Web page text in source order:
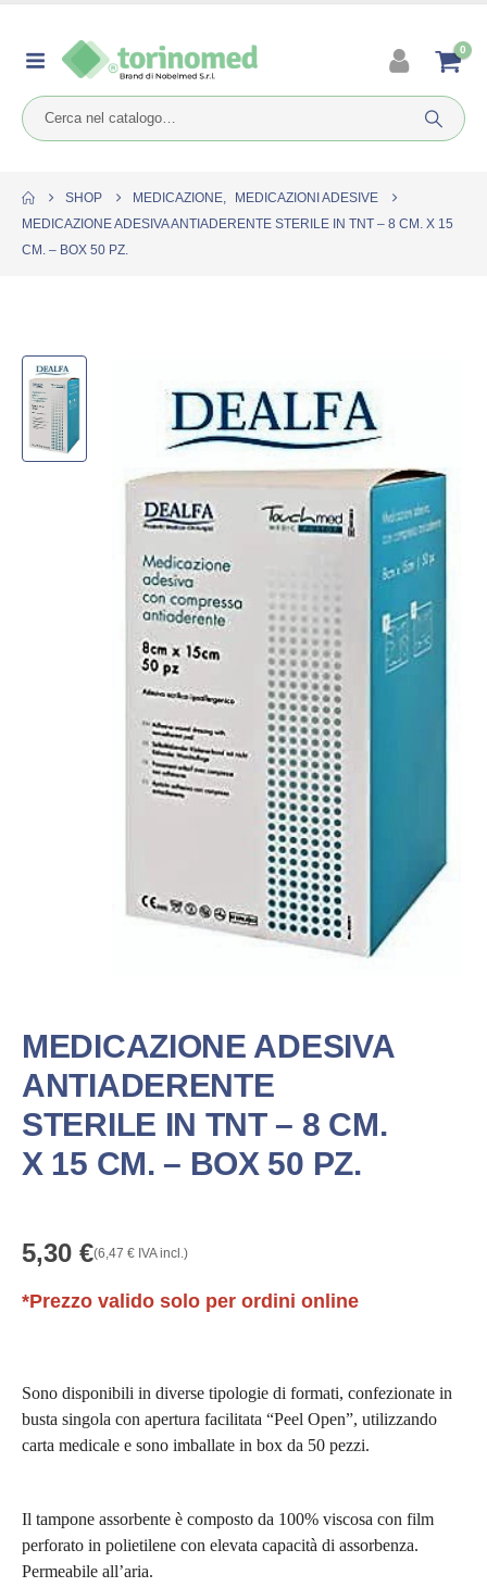
0
SHOP MEDICAZIONE,
MEDICAZIONI ADESIVE
MEDICAZIONE ADESIVA ANTIADERENTE STERILE IN TNT – 8 CM. X 15
CM. – BOX 50 PZ.
MEDICAZIONE ADESIVA
ANTIADERENTE
STERILE IN TNT – 8 CM.
X 15 CM. – BOX 50 PZ.
5,30 €(6,47 € IVA incl.)
*Prezzo valido solo per ordini online
Sono disponibili in diverse tipologie di formati, confezionate in
busta singola con apertura facilitata “Peel Open”, utilizzando
carta medicale e sono imballate in box da 50 pezzi.
Il tampone assorbente è composto da 100% viscosa con film
perforato in polietilene con elevata capacità di assorbenza.
Permeabile all’aria.